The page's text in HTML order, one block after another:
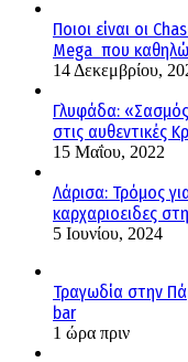
Ποιοι είναι οι
Mega που
14 Δεκεμβρίου,
Γλυφάδα:
στις αυθεντικές
15 Μαΐου, 2022
Λάρισα: Τρόμος
καρχαριοειδες
5 Ιουνίου, 2024
Τραγωδία στην
bar
1 ώρα πριν